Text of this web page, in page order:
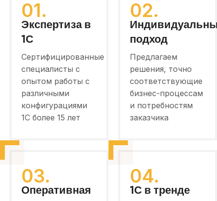
01.
Экспертиза в
1С
Сертифицированные
специалисты с
опытом работы с
различными
конфигурациями
1С более 15 лет
02.
подход
Предлагаем
решения, точно
соответствующие
бизнес-процессам
и потребностям
заказчика
03.
Оперативная
04.
1С в тренде